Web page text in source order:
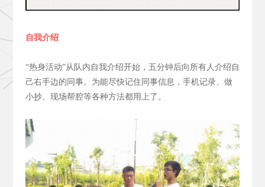
自我介绍
“热身活动”从队内自我介绍开始，五分钟后向所有人介绍自
己右手边的同事。为能尽快记住同事信息，手机记录、做
小抄、现场帮腔等各种方法都用上了。